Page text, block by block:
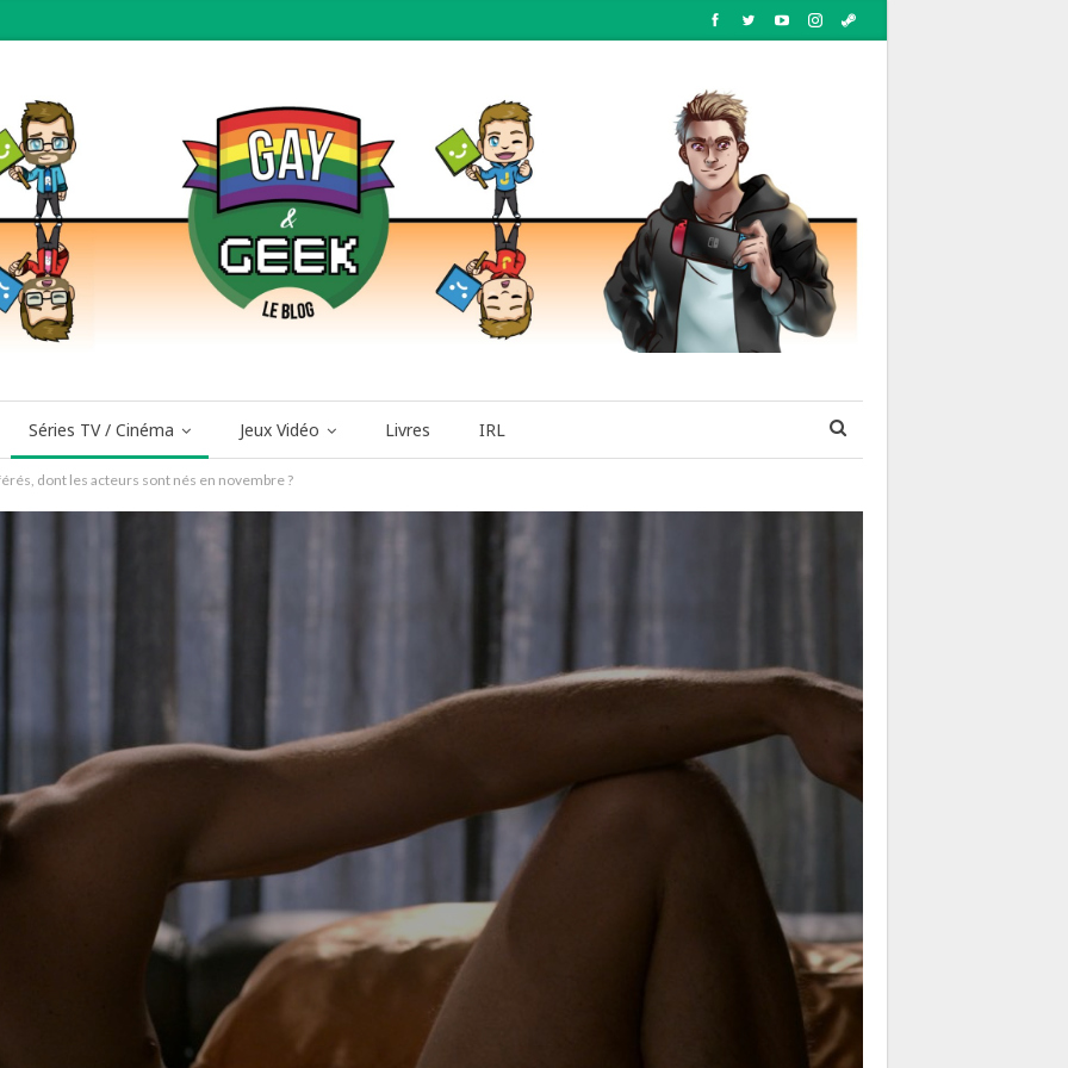
Séries TV / Cinéma Jeux Vidéo Livres IRL
dont les acteurs sont nés en novembre ?